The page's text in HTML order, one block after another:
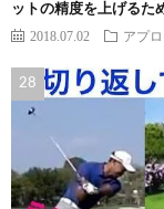
ットの精度を上げるた
2018.07.02 アプ